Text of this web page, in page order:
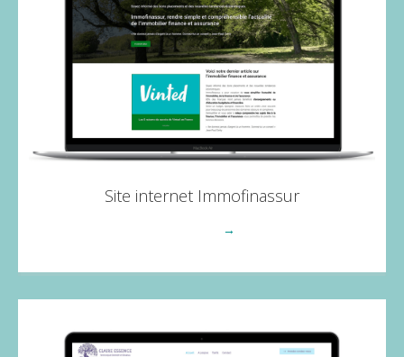
Site internet Immofinassur
→